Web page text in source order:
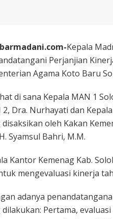
Kepala
Perjanjian
Agama Koto Baru
di sana Kepala MAN 1
2, Dra. Nurhayati dan
oleh Kakan
Syamsul Bahri, M.M.
Kantor Kemenag Kab.
mengevaluasi kinerja
adanya
dilakukan: Pertama,